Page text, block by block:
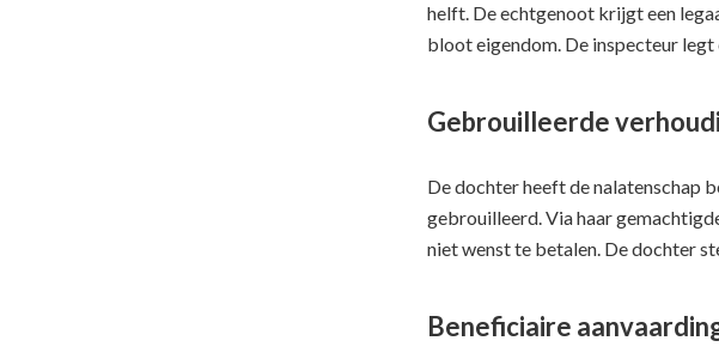
helft. De echtgenoot krijgt een
bloot eigendom. De inspecteur
Gebrouilleerde
De dochter heeft de nalatenschap
gebrouilleerd. Via haar
niet wenst te betalen. De dochter
Beneficiaire